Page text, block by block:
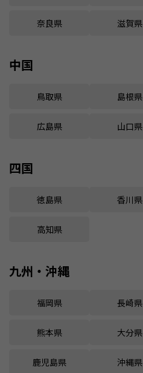
奈良県 滋賀県
中国
鳥取県 島根県
広島県 山口県
四国
徳島県 香川県
高知県
九州・沖縄
福岡県 長崎県
熊本県 大分県
鹿児島県 沖縄県